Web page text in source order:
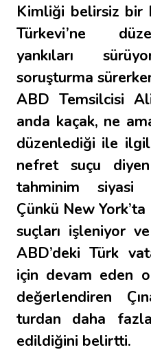
Kimliği belirsiz bir
Türkevi’ne
yankıları
soruşturma
ABD Temsilcisi
anda kaçak, ne
düzenlediği ile
nefret suçu
tahminim siyasi
Çünkü New
suçları işleniyor
ABD’deki Türk
için devam eden
değerlendiren
turdan daha
edildiğini belirtti.